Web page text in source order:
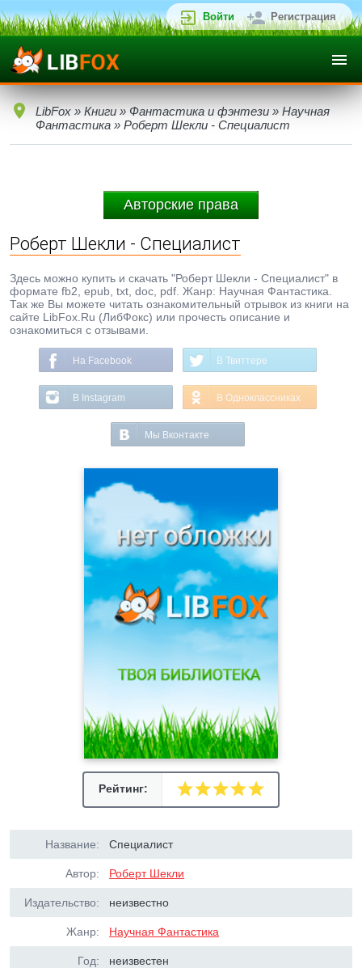
Войти Регистрация
LibFox » Книги » Фантастика и фэнтези » Научная
Фантастика » Роберт Шекли - Специалист
Авторские права
Роберт Шекли - Специалист
Здесь можно купить и скачать "Роберт Шекли - Специалист" в
формате fb2, epub, txt, doc, pdf. Жанр: Научная Фантастика.
Так же Вы можете читать ознакомительный отрывок из книги на
сайте LibFox.Ru (ЛибФокс) или прочесть описание и
ознакомиться с отзывами.
На Facebook В Твиттере
В Instagram В Одноклассниках
Мы Вконтакте
Рейтинг:
Название: Специалист
Автор: Роберт Шекли
Издательство: неизвестно
Жанр: Научная Фантастика
Год: неизвестен